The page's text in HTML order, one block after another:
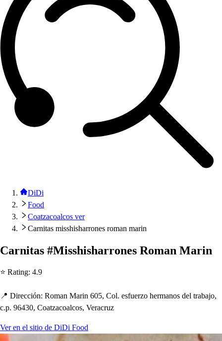
DiDi
Food
Coatzacoalcos ver
Carnitas misshisharrones roman marin
Carnitas #Misshisharrones Roman Marin
⭐ Rating: 4.9
📍 Dirección: Roman Marin 605, Col. esfuerzo hermanos del trabajo,
c.p. 96430, Coatzacoalcos, Veracruz
Ver en el sitio de DiDi Food